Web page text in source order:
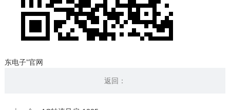
东电子”官网
返回：